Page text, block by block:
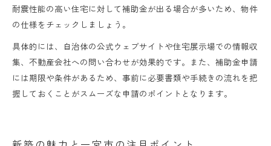
耐震性能の高い住宅に対して補助金が出る場合が多いため、物件
の仕様をチェックしましょう。
具体的には、自治体の公式ウェブサイトや住宅展示場での情報収
集、不動産会社への問い合わせが効果的です。また、補助金申請
には期限や条件があるため、事前に必要書類や手続きの流れを把
握しておくことがスムーズな申請のポイントとなります。